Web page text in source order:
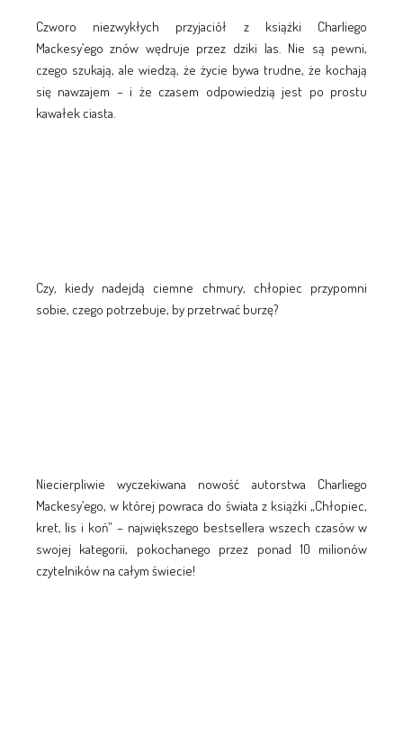
Czworo niezwykłych przyjaciół z książki Charliego
Mackesy’ego znów wędruje przez dziki las. Nie są pewni,
czego szukają, ale wiedzą, że życie bywa trudne, że kochają
się nawzajem – i że czasem odpowiedzią jest po prostu
kawałek ciasta.
Czy, kiedy nadejdą ciemne chmury, chłopiec przypomni
sobie, czego potrzebuje, by przetrwać burzę?
Niecierpliwie wyczekiwana nowość autorstwa Charliego
Mackesy’ego, w której powraca do świata z książki „Chłopiec,
kret, lis i koń” – największego bestsellera wszech czasów w
swojej kategorii, pokochanego przez ponad 10 milionów
czytelników na całym świecie!